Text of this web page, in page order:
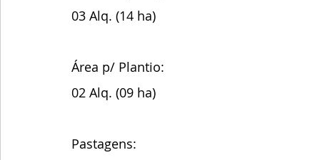
03 Alq. (14 ha)
Área p/ Plantio:
02 Alq. (09 ha)
Pastagens: